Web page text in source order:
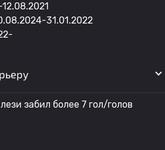
31.01.2022
забил более 7 гол/голов